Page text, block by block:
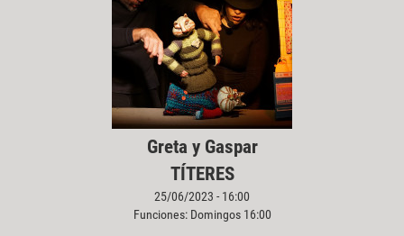
Greta y Gaspar
TÍTERES
25/06/2023 - 16:00
Funciones: Domingos 16:00